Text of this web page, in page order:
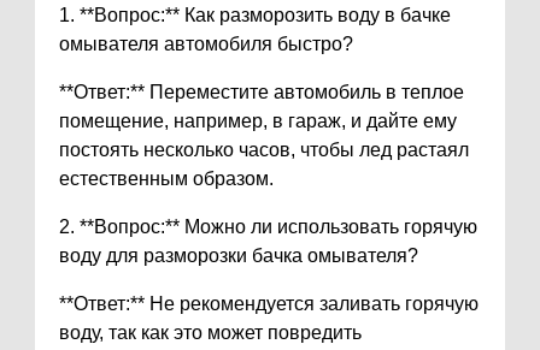
1. **Вопрос:** Как разморозить воду в бачке
омывателя автомобиля быстро?
**Ответ:** Переместите автомобиль в теплое
помещение, например, в гараж, и дайте ему
постоять несколько часов, чтобы лед растаял
естественным образом.
2. **Вопрос:** Можно ли использовать горячую
воду для разморозки бачка омывателя?
**Ответ:** Не рекомендуется заливать горячую
воду, так как это может повредить